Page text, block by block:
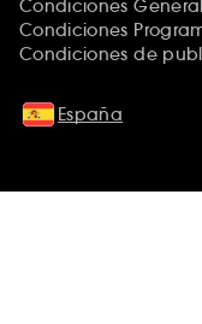
Condiciones
Condiciones
Condiciones de
España